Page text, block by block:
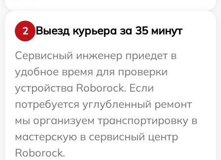
2
Выезд курьера за 35 минут
Сервисный инженер приедет в
удобное время для проверки
устройства Roborock. Если
потребуется углубленный ремонт
мы организуем транспортировку в
мастерскую в сервисный центр
Roborock.